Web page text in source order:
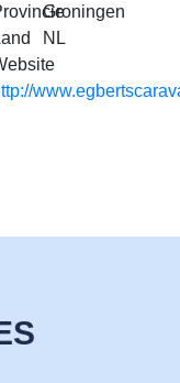
Groningen
NL